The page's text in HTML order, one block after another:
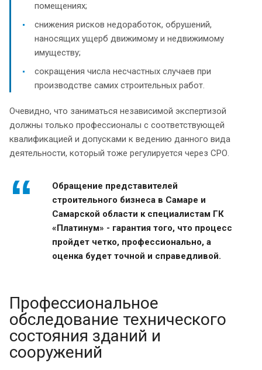
помещениях;
снижения рисков недоработок, обрушений,
наносящих ущерб движимому и недвижимому
имуществу;
сокращения числа несчастных случаев при
производстве самих строительных работ.
Очевидно, что заниматься независимой экспертизой
должны только профессионалы с соответствующей
квалификацией и допусками к ведению данного вида
деятельности, который тоже регулируется через СРО.
Обращение представителей
строительного бизнеса в Самаре и
Самарской области к специалистам ГК
«Платинум» - гарантия того, что процесс
пройдет четко, профессионально, а
оценка будет точной и справедливой.
Профессиональное
обследование технического
состояния зданий и
сооружений